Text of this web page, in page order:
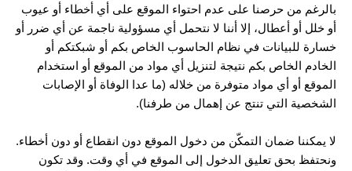
بالرغم من حرصنا على عدم احتواء الموقع على أي أخطاء أو عيوب
أو خلل أو أعطال، إلا أننا لا نتحمل أي مسؤولية ناجمة عن أي ضرر أو
خسارة للبيانات في نظام الحاسوب الخاص بكم أو شبكتكم أو
الخادم الخاص بكم نتيجة لتنزيل أي مواد من الموقع أو استخدام
الموقع أو أي مواد متوفرة من خلاله (ما عدا الوفاة أو الإصابات
الشخصية التي تنتج عن إهمال من طرفنا).
لا يمكننا ضمان التمكّن من دخول الموقع دون انقطاع أو دون أخطاء.
ونحتفظ بحق تعليق الدخول إلى الموقع في أي وقت. وقد تكون